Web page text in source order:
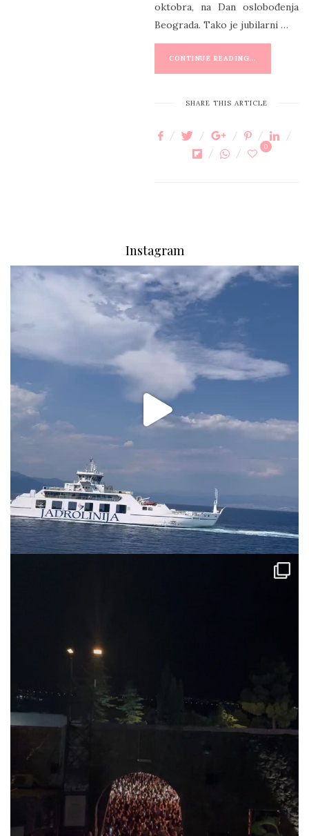
oktobra, na Dan oslobođenja
Beograda. Tako je jubilarni …
CONTINUE READING...
SHARE THIS ARTICLE
0
Instagram
via.carrera
Aug 2